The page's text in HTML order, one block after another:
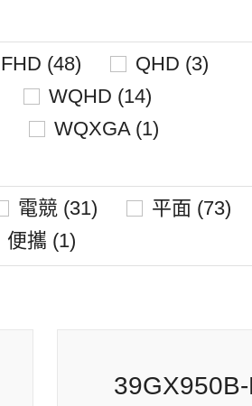
FHD (48)
QHD (3)
WQHD (14)
WQXGA (1)
電競 (31)
平面 (73)
便攜 (1)
39GX950B-B